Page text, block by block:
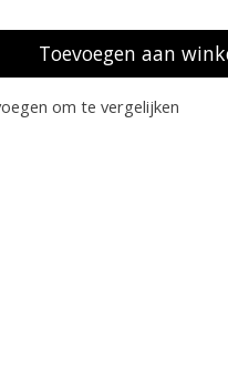
Toevoegen aan
om te vergelijken